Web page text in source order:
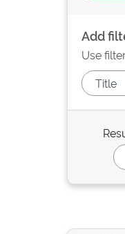
Add
Use